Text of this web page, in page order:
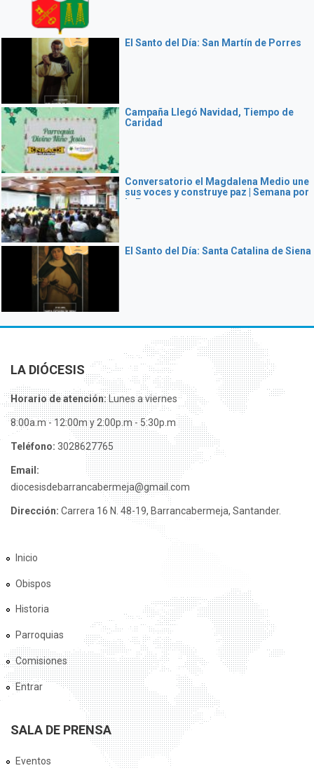
El Santo del Día: San Martín de Porres
Campaña Llegó Navidad, Tiempo de
Caridad
Conversatorio el Magdalena Medio une
sus voces y construye paz | Semana por
la Paz
El Santo del Día: Santa Catalina de Siena
LA DIÓCESIS
Horario de atención:Lunes a viernes
8:00a.m - 12:00m y 2:00p.m - 5:30p.m
Teléfono: 3028627765
Email:
diocesisdebarrancabermeja@gmail.com
Dirección: Carrera 16 N. 48-19, Barrancabermeja, Santander.
Inicio
Obispos
Historia
Parroquias
Comisiones
Entrar
SALA DE PRENSA
Eventos